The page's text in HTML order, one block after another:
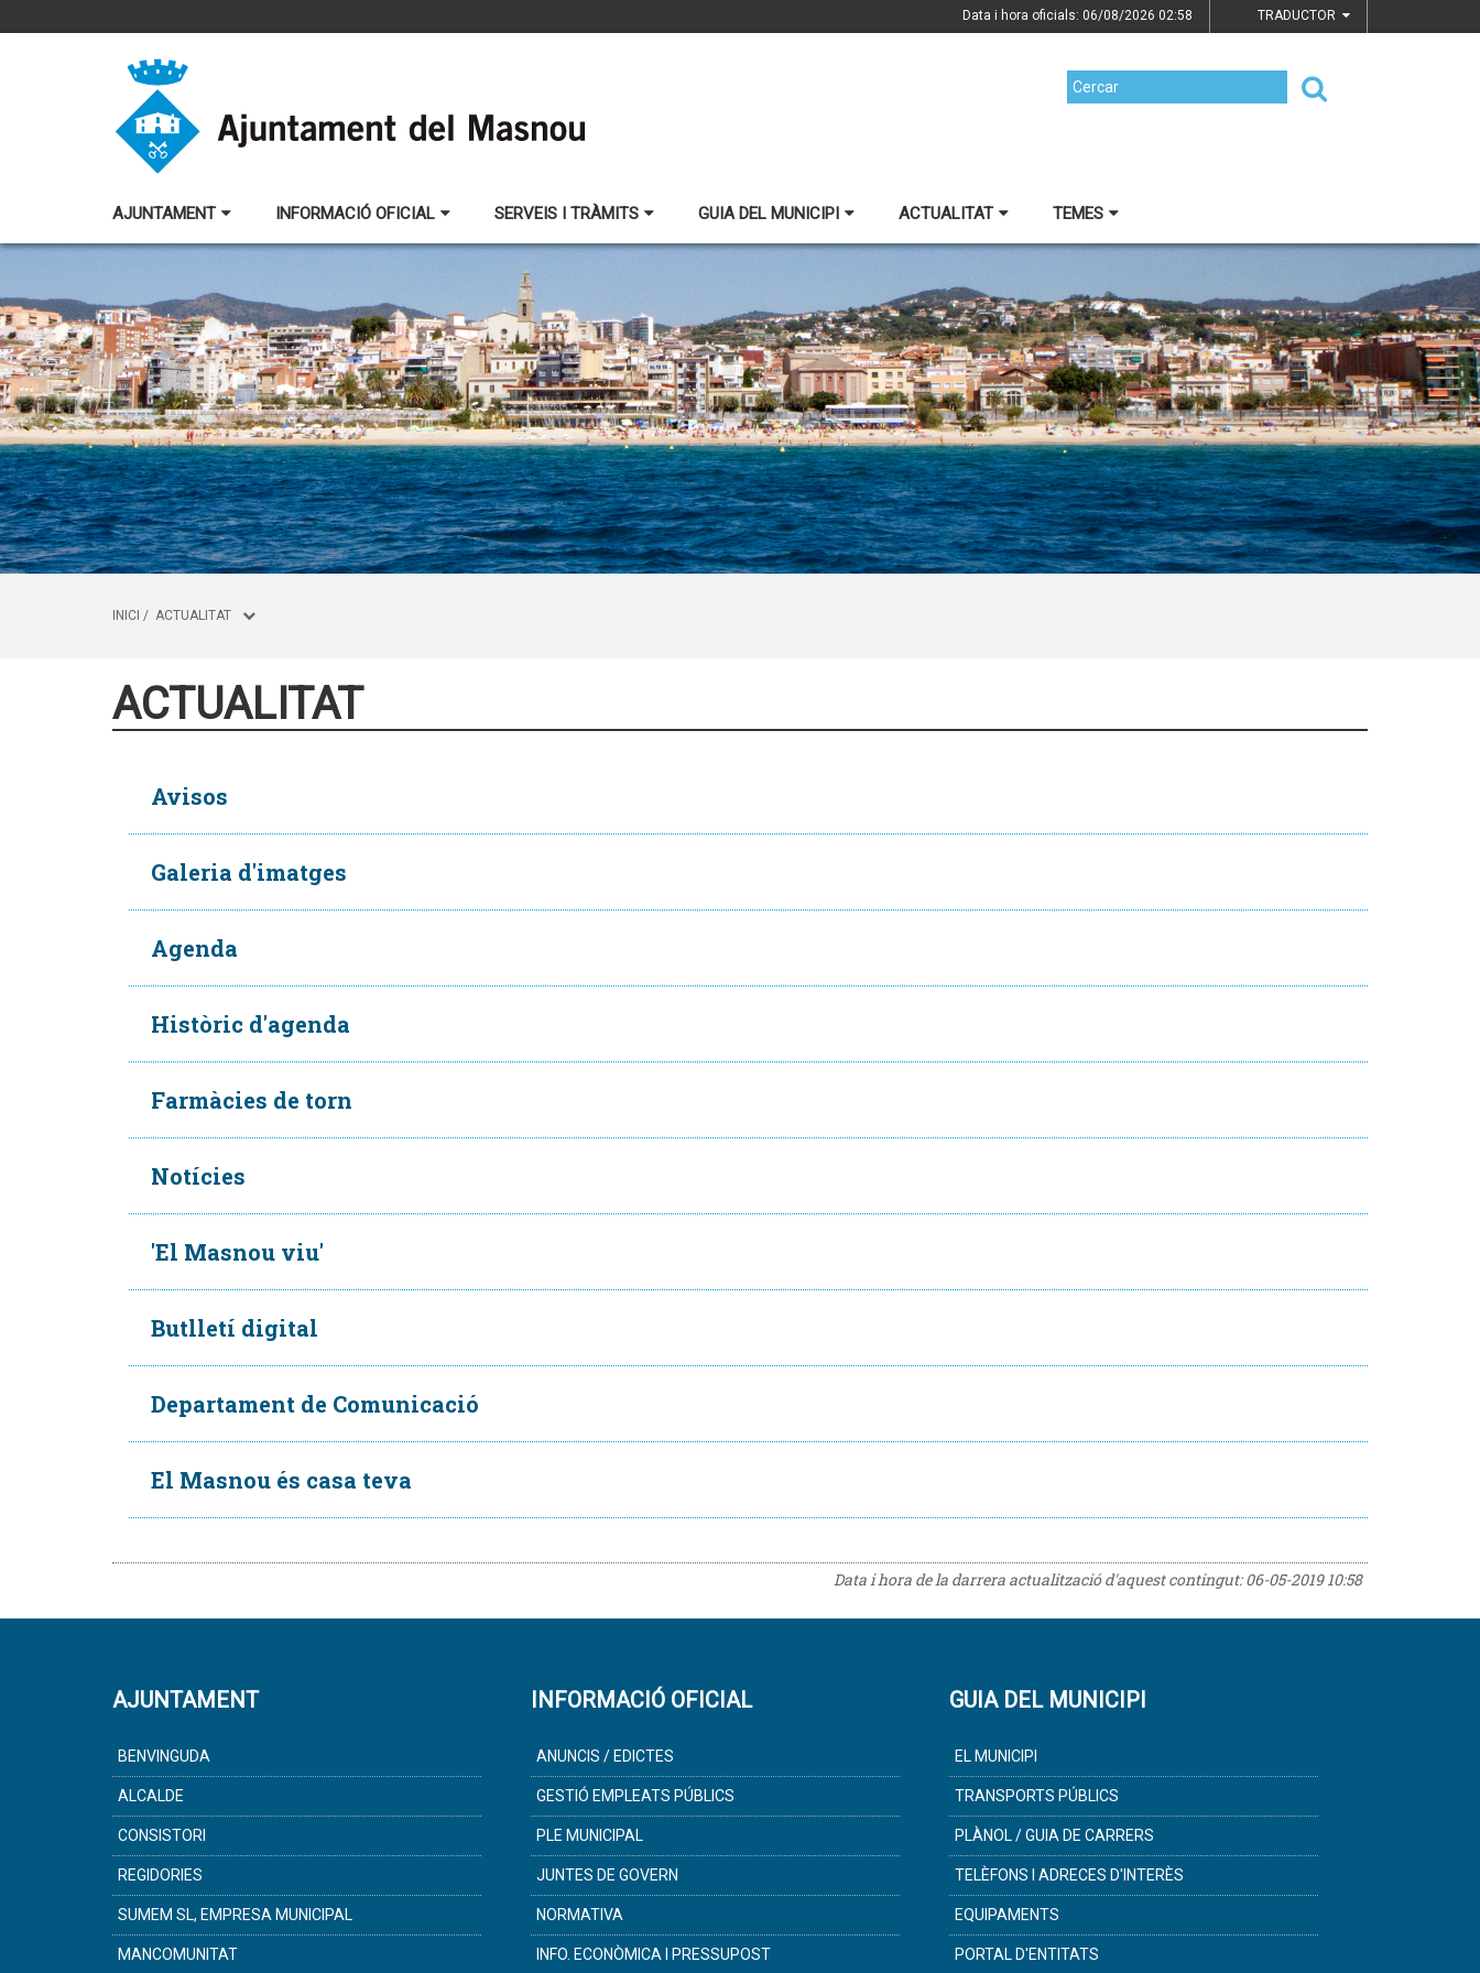
Data i hora oficials: 06/08/2026 02:58 TRADUCTOR
AJUNTAMENT INFORMACIÓ OFICIAL SERVEIS I TRÀMITS GUIA DEL MUNICIPI ACTUALITAT TEMES
INICI / ACTUALITAT
ACTUALITAT
Avisos
Galeria d'imatges
Agenda
Històric d'agenda
Farmàcies de torn
Notícies
'El Masnou viu'
Butlletí digital
Departament de Comunicació
El Masnou és casa teva
Data i hora de la darrera actualització d'aquest contingut:06-05-2019 10:58
AJUNTAMENT
BENVINGUDA
ALCALDE
CONSISTORI
REGIDORIES
SUMEM SL, EMPRESA MUNICIPAL
MANCOMUNITAT
INFORMACIÓ OFICIAL
ANUNCIS / EDICTES
GESTIÓ EMPLEATS PÚBLICS
PLE MUNICIPAL
JUNTES DE GOVERN
NORMATIVA
INFO. ECONÒMICA I PRESSUPOST
GUIA DEL MUNICIPI
EL MUNICIPI
TRANSPORTS PÚBLICS
PLÀNOL / GUIA DE CARRERS
TELÈFONS I ADRECES D'INTERÈS
EQUIPAMENTS
PORTAL D'ENTITATS